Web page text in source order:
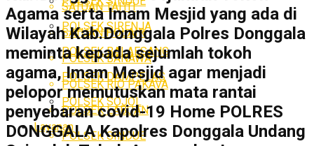
POLSEK SIRENJA
POLSEK BALAESANG
POLSEK DAMPELAS
POLSEK SOJOL
Layanan
SATUAN TAHTI
SATUAN POLAIR
POLSEK BANAWA
POLSEK RIO PAKAVA
POLSEK LABUAN
POLSEK SINDUE
Agama serta Imam Mesjid yang ada di
Wilayah Kab.Donggala Polres Donggala
meminta kepada sejumlah tokoh
agama, Imam Mesjid agar menjadi
pelopor memutuskan mata rantai
penyebaran covid-19 Home POLRES
DONGGALA Kapolres Donggala Undang